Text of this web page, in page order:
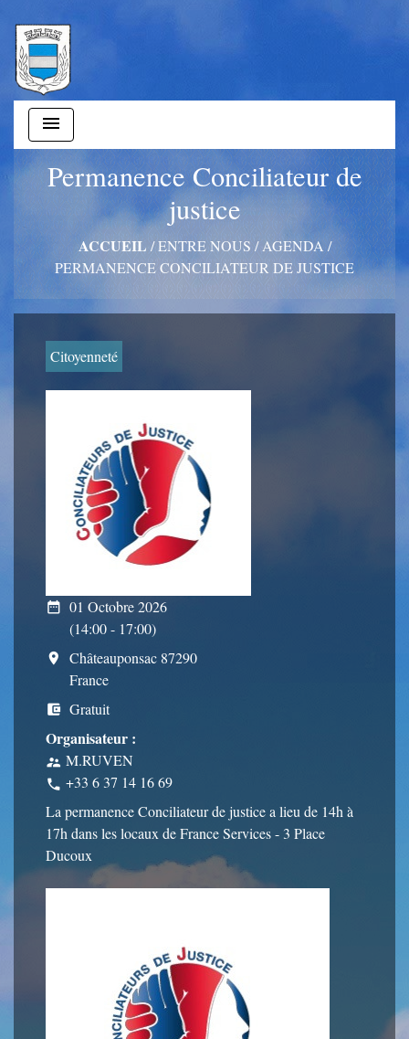
menu
Permanence Conciliateur de
justice
ACCUEIL /ENTRE NOUS /AGENDA /
PERMANENCE CONCILIATEUR DE JUSTICE
Citoyenneté
date_range 01 Octobre 2026
(14:00 - 17:00)
room
Châteauponsac 87290
France
account_balance_wallet Gratuit
Organisateur :
supervisor_account M.RUVEN
phone +33 6 37 14 16 69
La permanence Conciliateur de justice a lieu de 14h à
17h dans les locaux de France Services - 3 Place
Ducoux